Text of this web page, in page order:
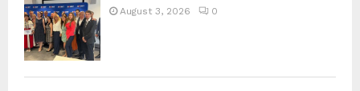
August 3, 2026 0